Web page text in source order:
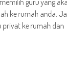
guru yang
ke rumah anda.
privat ke rumah dan